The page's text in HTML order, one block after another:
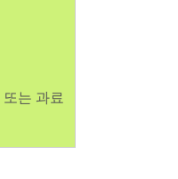
는 과료